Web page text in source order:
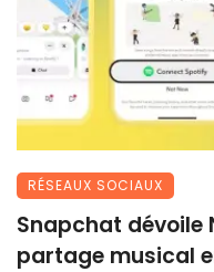
RÉSEAUX SOCIAUX
Snapchat dévoile
partage musical